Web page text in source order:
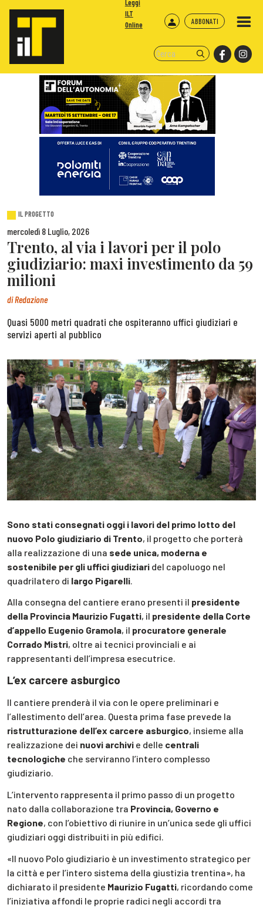
ABBONATI
Leggi
ILT
Online
IL PROGETTO
mercoledì 8 Luglio, 2026
Trento, al via i lavori per il polo
giudiziario: maxi investimento da 59
milioni
diRedazione
Quasi 5000 metri quadrati che ospiteranno uffici giudiziari e
servizi aperti al pubblico
Sono stati consegnati oggi i lavori del primo lotto del
nuovo Polo giudiziario di Trento, il progetto che porterà
alla realizzazione di una sede unica, moderna e
sostenibile per gli uffici giudiziari del capoluogo nel
quadrilatero di largo Pigarelli
Alla consegna del cantiere erano presenti il presidente
della Provincia Maurizio Fugatti, il presidente della Corte
d’appello Eugenio Gramola, il procuratore generale
Corrado Mistri, oltre ai tecnici provinciali e ai
rappresentanti dell’impresa esecutrice.
L’ex carcere asburgico
Il cantiere prenderà il via con le opere preliminari e
l’allestimento dell’area. Questa prima fase prevede la
ristrutturazione dell’ex carcere asburgico, insieme alla
realizzazione dei nuovi archivi e delle centrali
tecnologiche che serviranno l’intero complesso
giudiziario.
L’intervento rappresenta il primo passo di un progetto
nato dalla collaborazione tra Provincia, Governo e
Regione, con l’obiettivo di riunire in un’unica sede gli uffici
giudiziari oggi distribuiti in più edifici.
«Il nuovo Polo giudiziario è un investimento strategico per
la città e per l’intero sistema della giustizia trentina», ha
dichiarato il presidente Maurizio Fugatti, ricordando come
l’iniziativa affondi le proprie radici negli accordi tra